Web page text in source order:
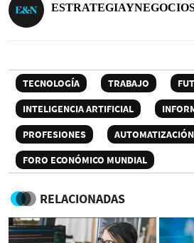
TECNOLOGÍA TRABAJO
INTELIGENCIA ARTIFICIAL
PROFESIONES
AUTOMATIZACIÓN
FORO ECONÓMICO MUNDIAL
RELACIONADAS